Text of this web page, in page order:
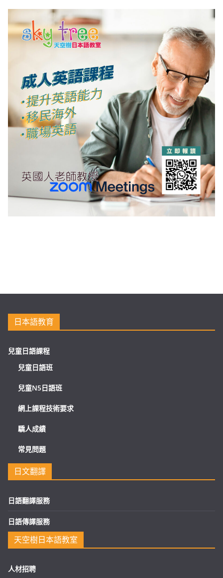
日本語教育
兒童日語課程
兒童日語班
兒童N5日語班
網上課程技術要求
驕人成績
常見問題
日文翻譯
日語翻譯服務
日語傳譯服務
天空樹日本語教室
人材招聘